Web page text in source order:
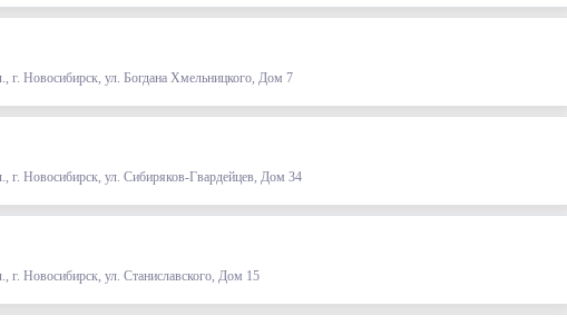
Новосибирск, ул. Богдана Хмельницкого, Дом 7
Новосибирск, ул. Сибиряков-Гвардейцев, Дом 34
Новосибирск, ул. Станиславского, Дом 15